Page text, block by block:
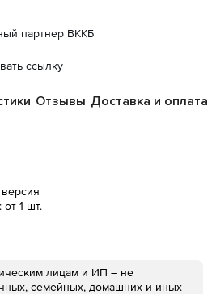
партнер ВККБ
ссылку
Отзывы Доставка и оплата
1 шт.
лицам и ИП – не
семейных, домашних и иных